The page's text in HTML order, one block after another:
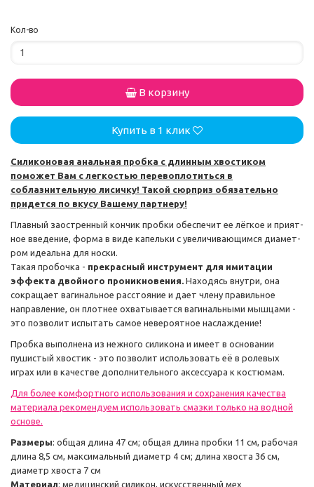
Кол-во
В корзину
Купить в 1 клик
Силиконовая аналь­ная пробка с длинным хво­сти­ком
поможет Вам с легкостью пере­вопло­титься в
соблазнительную лисичку! Такой сюрприз обя­за­тельно
придется по вкусу Вашему парт­неру!
Плавный заост­рен­ный кон­чик пробки обес­пе­чит ее лёг­кое и при­ят­
ное вве­де­ние, форма в виде капельки с уве­ли­чи­вающимся диамет­
ром иде­альна для носки.
Такая пробочка - прекрасный инструмент для имитации
эффекта двойного проникновения. Находясь внутри, она
сокращает ваги­наль­ное рас­сто­я­ние и дает члену пра­виль­ное
направление, он плот­нее охватывается ваги­наль­ными мышцами -
это позволит испытать самое невероятное наслаждение!
Пробка выпол­нена из нежного силикона и имеет в осно­ва­нии
пушистый хво­стик - это поз­во­лит исполь­зо­вать её в роле­вых
играх или в качестве дополнительного аксессуара к костюмам.
Для более комфортного использования и сохранения качества
материала рекомендуем использовать смазки только на водной
основе.
Размеры: общая длина 47 см; общая длина пробки 11 см, рабочая
длина 8,5 см, максимальный диаметр 4 см; длина хвоста 36 см,
диаметр хвоста 7 см
Материал: медицинский силикон, искусственный мех